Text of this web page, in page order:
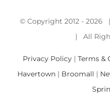
© Copyright 2012 - 2026
| All
Privacy Policy| Terms &
Havertown| Broomall |